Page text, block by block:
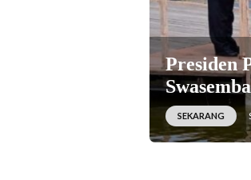
Presiden
SEKARANG